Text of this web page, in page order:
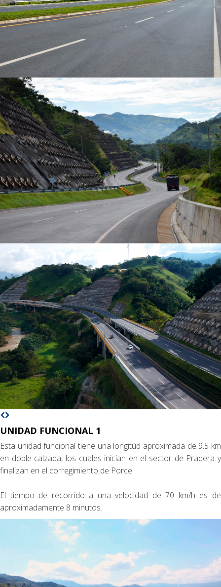
UNIDAD FUNCIONAL 1
Esta unidad funcional tiene una longitúd aproximada de 9.5 km
en doble calzada, los cuales inician en el sector de Pradera y
finalizan en el corregimiento de Porce.
El tiempo de recorrido a una velocidad de 70 km/h es de
aproximadamente 8 minutos.